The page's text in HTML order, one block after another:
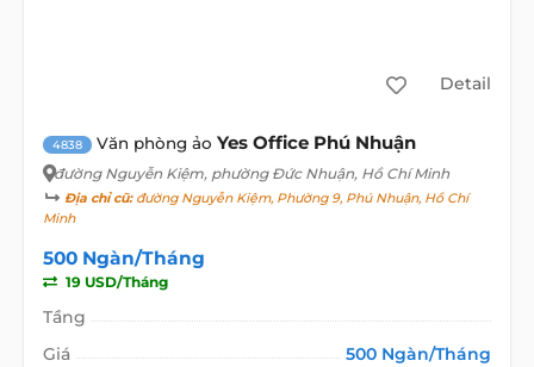
Detail
4838 Văn phòng ảo Yes Office Phú Nhuận
đường Nguyễn Kiệm, phường Đức Nhuận, Hồ Chí Minh
Địa chỉ cũ:đường Nguyễn Kiệm, Phường 9, Phú Nhuận, Hồ Chí
Minh
500 Ngàn/Tháng
19 USD/Tháng
Tầng
Giá
500 Ngàn/Tháng